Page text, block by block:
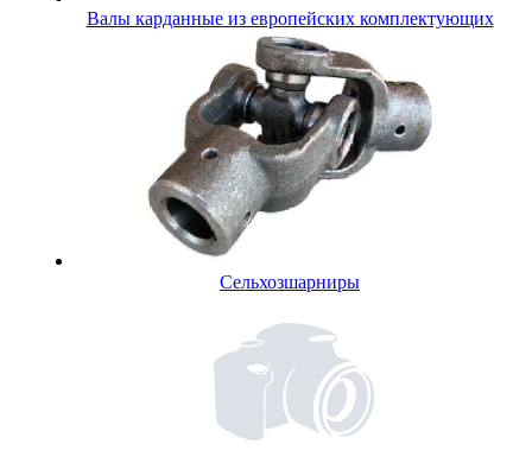
Валы карданные из европейских комплектующих
Сельхозшарниры